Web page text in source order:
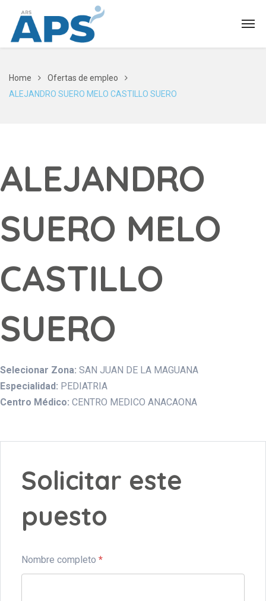
Home
Ofertas de empleo
ALEJANDRO SUERO MELO CASTILLO SUERO
ALEJANDRO
SUERO MELO
CASTILLO
SUERO
Selecionar Zona: SAN JUAN DE LA MAGUANA
Especialidad: PEDIATRIA
Centro Médico: CENTRO MEDICO ANACAONA
Solicitar este
puesto
Nombre completo *